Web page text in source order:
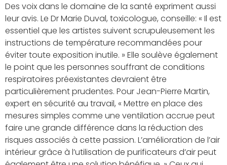
Des voix dans le domaine de la santé expriment aussi
leur avis. Le Dr Marie Duval, toxicologue, conseille: « Il est
essentiel que les artistes suivent scrupuleusement les
instructions de température recommandées pour
éviter toute exposition inutile. » Elle soulève également
le point que les personnes souffrant de conditions
respiratoires préexistantes devraient être
particulièrement prudentes. Pour Jean-Pierre Martin,
expert en sécurité au travail, « Mettre en place des
mesures simples comme une ventilation accrue peut
faire une grande différence dans la réduction des
risques associés à cette passion. L’amélioration de l’air
intérieur grâce à l’utilisation de purificateurs d’air peut